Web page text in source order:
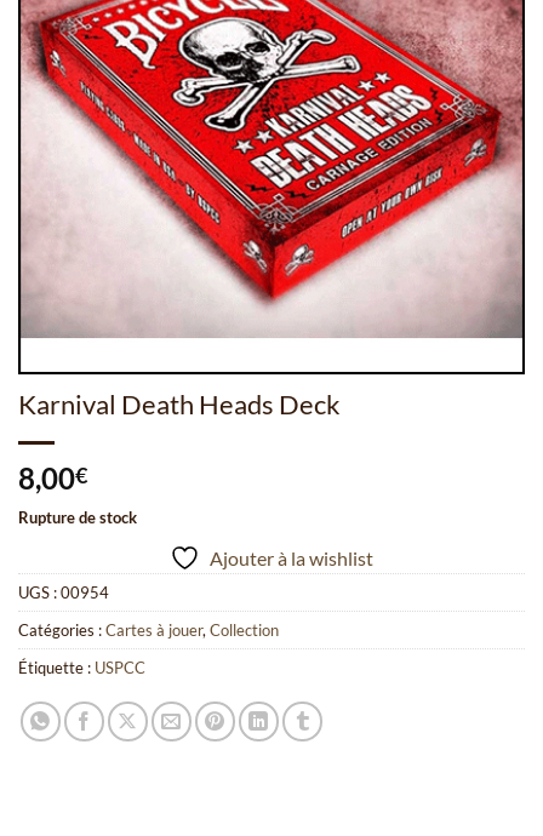
Karnival Death Heads Deck
8,00€
Rupture de stock
Ajouter à la wishlist
UGS :00954
Catégories :Cartes à jouer, Collection
Étiquette : USPCC